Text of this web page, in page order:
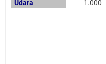
Udara
1.000